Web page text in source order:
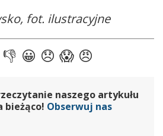
fot. ilustracyjne
naszego artykułu
bieżąco! Obserwuj nas